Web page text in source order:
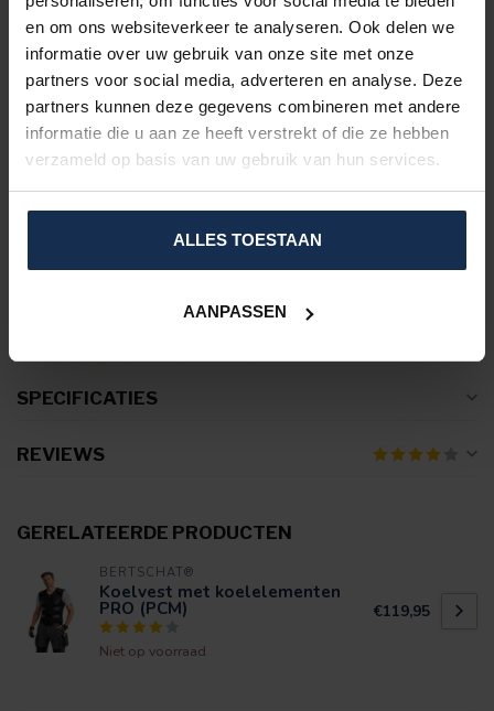
en om ons websiteverkeer te analyseren. Ook delen we
informatie over uw gebruik van onze site met onze
partners voor social media, adverteren en analyse. Deze
partners kunnen deze gegevens combineren met andere
informatie die u aan ze heeft verstrekt of die ze hebben
verzameld op basis van uw gebruik van hun services.
ALLES TOESTAAN
AANPASSEN
Tel. 03 808 18 78 (maandag t/m vrijdag 09:00 - 17:00)
E-mail:info@comfort-producten.be (24 uur per dag 7 dagen per
Klik hieronder op het logo om de reviews van al onze klanten te
lezen.
SPECIFICATIES
REVIEWS
GERELATEERDE PRODUCTEN
BERTSCHAT®
Koelvest met koelelementen
PRO (PCM)
Niet op voorraad
€119,95